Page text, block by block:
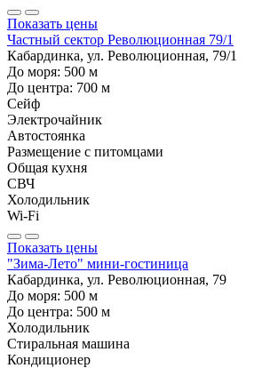
Показать цены
Частный сектор Революционная 79/1
Кабардинка, ул. Революционная, 79/1
До моря: 500 м
До центра: 700 м
Сейф
Электрочайник
Автостоянка
Размещение с питомцами
Общая кухня
СВЧ
Холодильник
Wi-Fi
Показать цены
"Зима-Лето" мини-гостиница
Кабардинка, ул. Революционная, 79
До моря: 500 м
До центра: 500 м
Холодильник
Стиральная машина
Кондиционер